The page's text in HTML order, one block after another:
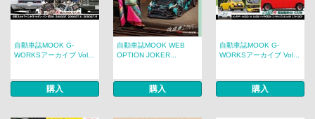
自動車誌MOOK G-
WORKSアーカイブ Vol...
購入
自動車誌MOOK WEB
OPTION JOKER...
購入
自動車誌MOOK G-
WORKSアーカイブ Vol...
購入